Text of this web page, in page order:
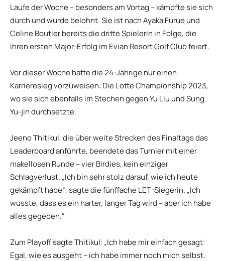
Laufe der Woche – besonders am Vortag – kämpfte sie sich
durch und wurde belohnt. Sie ist nach Ayaka Furue und
Celine Boutier bereits die dritte Spielerin in Folge, die
ihren ersten Major-Erfolg im Evian Resort Golf Club feiert.
Vor dieser Woche hatte die 24-Jährige nur einen
Karrieresieg vorzuweisen: Die Lotte Championship 2023,
wo sie sich ebenfalls im Stechen gegen Yu Liu und Sung
Yu-jin durchsetzte.
Jeeno Thitikul, die über weite Strecken des Finaltags das
Leaderboard anführte, beendete das Turnier mit einer
makellosen Runde – vier Birdies, kein einziger
Schlagverlust. „Ich bin sehr stolz darauf, wie ich heute
gekämpft habe“, sagte die fünffache LET-Siegerin. „Ich
wusste, dass es ein harter, langer Tag wird – aber ich habe
alles gegeben.“
Zum Playoff sagte Thitikul: „Ich habe mir einfach gesagt:
Egal, wie es ausgeht – ich habe immer noch mich selbst.